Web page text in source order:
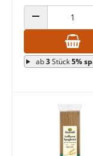
ANZAHL
ab3Stück5%